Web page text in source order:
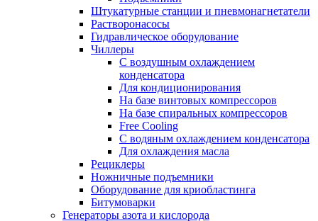
Штукатурные станции и пневмонагнетатели
Растворонасосы
Гидравлическое оборудование
Чиллеры
С воздушным охлаждением
конденсатора
Для кондиционирования
На базе винтовых компрессоров
На базе спиральных компрессоров
Free Cooling
С водяным охлаждением конденсатора
Для охлаждения масла
Рециклеры
Ножничные подъемники
Оборудование для криобластинга
Битумоварки
Генераторы азота и кислорода